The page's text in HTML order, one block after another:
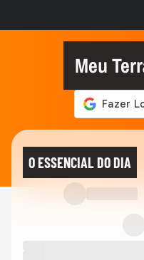
André
mais se
Lito
15
Meu
O ESSENCIAL DO DIA